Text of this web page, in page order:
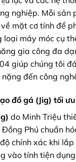
nghiệp. Mỗi sản
mặt cơ tính để
loại máy móc cụ
gia công đa
giúp chúng tôi
đến công
đồ gá (Jig) tối
do Minh Triệu
Phú chuẩn
chính xác khi
vào tính tiện